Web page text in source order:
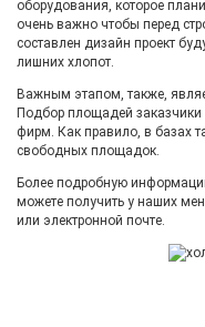
оборудования, которое
очень важно чтобы перед
составлен дизайн проект
лишних хлопот.
Важным этапом, также,
Подбор площадей
фирм. Как правило, в базах
свободных площадок.
Более подробную
можете получить у наших
или электронной почте.